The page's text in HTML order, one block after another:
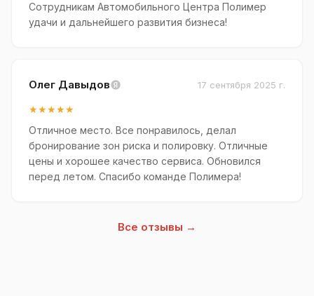
Сотрудникам Автомобильного Центра Полимер
удачи и дальнейшего развития бизнеса!
Олег Давыдов 17 сентября 2025 г.
★★★★★
Отличное место. Все понравилось, делал
бронирование зон риска и полировку. Отличные
цены и хорошее качество сервиса. Обновился
перед летом. Спасибо команде Полимера!
Все отзывы →